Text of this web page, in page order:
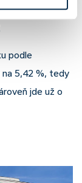
podle
5,42 %, tedy
jde už o